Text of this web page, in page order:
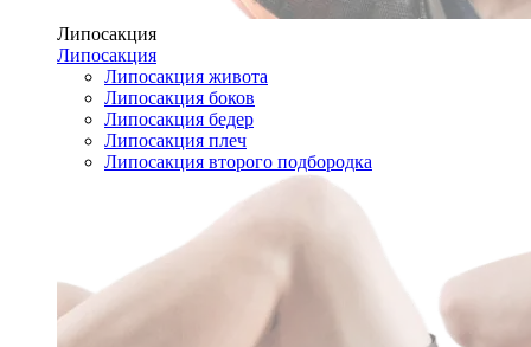
Липосакция
Липосакция
Липосакция живота
Липосакция боков
Липосакция бедер
Липосакция плеч
Липосакция второго подбородка